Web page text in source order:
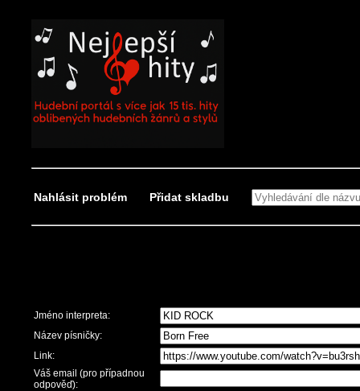
Nahlásit problém Přidat skladbu
Jméno interpreta:
Název písničky:
Link:
Váš email (pro případnou
odpověď):